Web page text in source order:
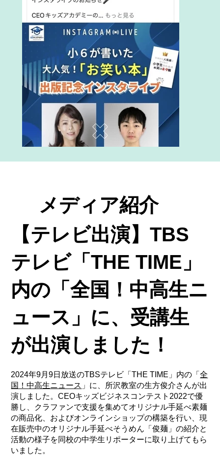
​メディア紹介
【テレビ出演】TBS
テレビ「THE TIME」
内の「全国！中高生ニ
ュース」に、受講生
が出演しました！
2024年9月9日放送のTBSテレビ「THE TIME」内の「全
国！中高生ニュース 」に、所沢教室の生方俊介さんが出
演しました。CEOキッズビジネスコンテスト2022で優
勝し、クラファンで支援を集めてオリジナル手延べ素麺
の商品化、およびオンラインショップの構築を行い、現
在販売中のオリジナル手延べそうめん「俊麺」の紹介と
活動の様子を同校の中学生リポーターに取り上げてもら
いました。